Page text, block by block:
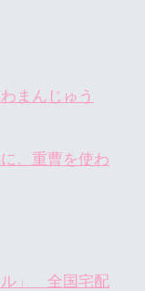
まんじゅう
。重曹を使わ
ル」 全国宅配